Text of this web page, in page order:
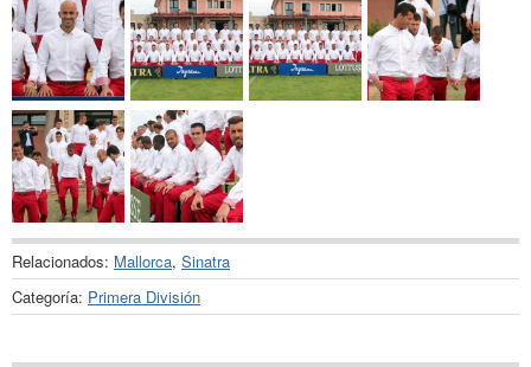
Relacionados: Mallorca, Sinatra
Categoría: Primera División